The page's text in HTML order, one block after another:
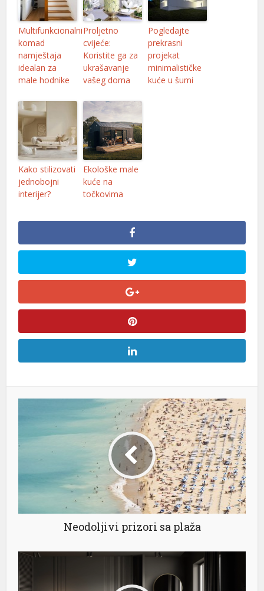
Multifunkcionalni
komad
namještaja
idealan za
male hodnike
Proljetno
cvijeće:
Koristite ga za
ukrašavanje
vašeg doma
Pogledajte
prekrasni
projekat
minimalističke
kuće u šumi
Kako stilizovati
jednobojni
interijer?
Ekološke male
kuće na
točkovima
Neodoljivi prizori sa plaža